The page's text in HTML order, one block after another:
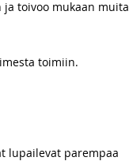
ja toivoo mukaan muita
toimiin.
lupailevat parempaa